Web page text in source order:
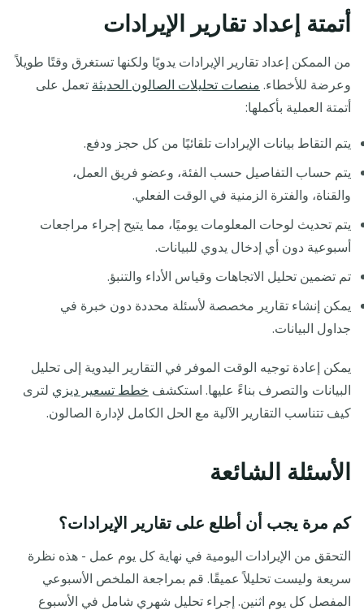
أتمتة إعداد تقارير الإيرادات
من الممكن إعداد تقارير الإيرادات يدويًا ولكنها تستغرق وقتًا طويلاً
وعرضة للأخطاء. منصات تحليلات الصالون الحديثة تعمل على
أتمتة العملية بأكملها:
يتم التقاط بيانات الإيرادات تلقائيًا من كل حجز ودفع.
يتم حساب التفاصيل حسب الفئة، وعضو فريق العمل،
والقناة، والفترة الزمنية في الوقت الفعلي.
يتم تحديث لوحات المعلومات يوميًا، مما يتيح إجراء مراجعات
أسبوعية دون أي إدخال يدوي للبيانات.
تم تضمين تحليل الاتجاهات وقياس الأداء والتنبؤ.
يمكن إنشاء تقارير مخصصة لأسئلة محددة دون خبرة في
جداول البيانات.
يمكن إعادة توجيه الوقت الموفر في التقارير اليدوية إلى تحليل
البيانات والتصرف بناءً عليها. استكشف خطط تسعير ديزي لترى
كيف تتناسب التقارير الآلية مع الحل الكامل لإدارة الصالون.
الأسئلة الشائعة
كم مرة يجب أن أطلع على تقارير الإيرادات؟
التحقق من الإيرادات اليومية في نهاية كل يوم عمل - هذه نظرة
سريعة وليست تحليلاً عميقًا. قم بمراجعة الملخص الأسبوعي
المفصل كل يوم اثنين. إجراء تحليل شهري شامل في الأسبوع